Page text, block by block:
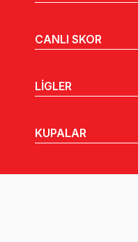
CANLI SKOR
LİGLER
KUPALAR